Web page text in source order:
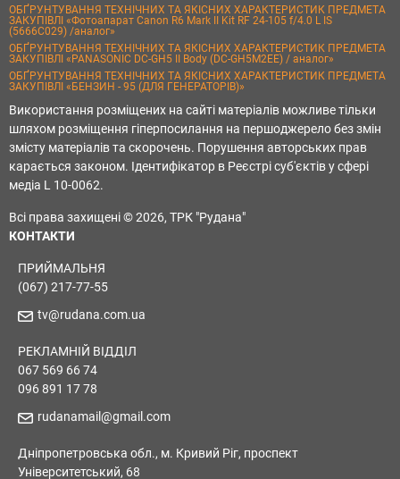
ОБҐРУНТУВАННЯ ТЕХНІЧНИХ ТА ЯКІСНИХ ХАРАКТЕРИСТИК ПРЕДМЕТА
ЗАКУПІВЛІ «Фотоапарат Canon R6 Mark II Kit RF 24-105 f/4.0 L IS
(5666C029) /аналог»
ОБҐРУНТУВАННЯ ТЕХНІЧНИХ ТА ЯКІСНИХ ХАРАКТЕРИСТИК ПРЕДМЕТА
ЗАКУПІВЛІ «PANASONIC DC-GH5 II Body (DC-GH5M2EE) / аналог»
ОБҐРУНТУВАННЯ ТЕХНІЧНИХ ТА ЯКІСНИХ ХАРАКТЕРИСТИК ПРЕДМЕТА
ЗАКУПІВЛІ «БЕНЗИН - 95 (ДЛЯ ГЕНЕРАТОРІВ)»
Використання розміщених на сайті матеріалів можливе тільки
шляхом розміщення гіперпосилання на першоджерело без змін
змісту матеріалів та скорочень. Порушення авторських прав
карається законом. Ідентифікатор в Реєстрі суб'єктів у сфері
медіа L 10-0062.
Всі права захищені © 2026, ТРК "Рудана"
КОНТАКТИ
ПРИЙМАЛЬНЯ
(067) 217-77-55
tv@rudana.com.ua
РЕКЛАМНІЙ ВІДДІЛ
067 569 66 74
096 891 17 78
rudanamail@gmail.com
Дніпропетровська обл., м. Кривий Ріг, проспект
Університетський, 68